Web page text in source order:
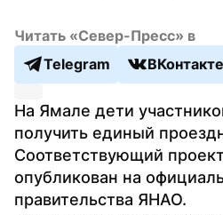
Читать «Север-Пресс» в
Telegram
ВКонтакте
На Ямале дети
получить единый
Соответствующий
опубликован на
правительства ЯНАО.